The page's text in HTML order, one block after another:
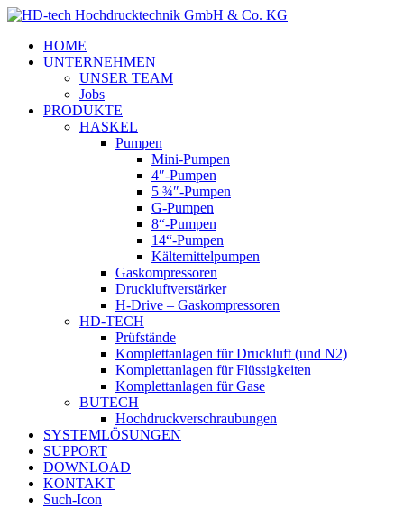
HOME
UNTERNEHMEN
UNSER TEAM
Jobs
PRODUKTE
HASKEL
Pumpen
Mini-Pumpen
4″-Pumpen
5 ¾″-Pumpen
G-Pumpen
8“-Pumpen
14“-Pumpen
Kältemittelpumpen
Gaskompressoren
Druckluftverstärker
H-Drive – Gaskompressoren
HD-TECH
Prüfstände
Komplettanlagen für Druckluft (und N2)
Komplettanlagen für Flüssigkeiten
Komplettanlagen für Gase
BUTECH
Hochdruckverschraubungen
SYSTEMLÖSUNGEN
SUPPORT
DOWNLOAD
KONTAKT
Such-Icon